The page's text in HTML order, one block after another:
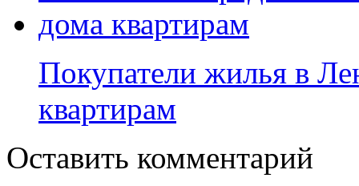
Покупатели жилья в
квартирам
Оставить комментарий